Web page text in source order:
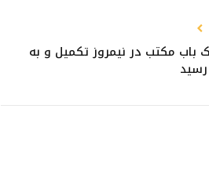
باب مکتب در نیمروز تکمیل و به